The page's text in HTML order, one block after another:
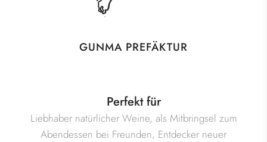
GUNMA PREFÄKTUR
Perfekt für
Liebhaber natürlicher Weine, als Mitbringsel zum
Abendessen bei Freunden, Entdecker neuer